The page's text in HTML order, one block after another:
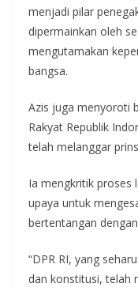
menjadi pilar
dipermainkan oleh
mengutamakan
bangsa.
Azis juga menyoroti
Rakyat Republik
telah melanggar
Ia mengkritik proses
upaya untuk
bertentangan
“DPR RI, yang
dan konstitusi, telah